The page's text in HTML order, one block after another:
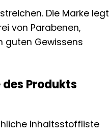
Die Marke legt
von Parabenen,
guten Gewissens
Produkts
Inhaltsstoffliste